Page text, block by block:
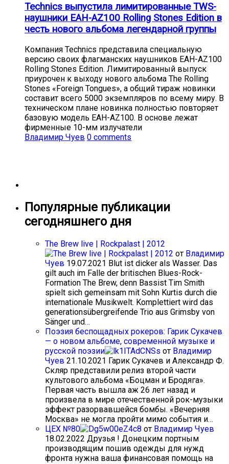
Technics выпустила лимитированные TWS-
наушники EAH-AZ100 Rolling Stones Edition в
честь нового альбома легендарной группы
Компания Technics представила специальную
версию своих флагманских наушников EAH-AZ100
Rolling Stones Edition. Лимитированный выпуск
приурочен к выходу нового альбома The Rolling
Stones «Foreign Tongues», а общий тираж новинки
составит всего 5000 экземпляров по всему миру. В
техническом плане новинка полностью повторяет
базовую модель EAH-AZ100. В основе лежат
фирменные 10-мм излучатели
Владимир Чуев 0 comments
Популярные публикации
сегодняшнего дня
The Brew live | Rockpalast | 2012
от Владимир
Чуев 19.07.2021 Blut ist dicker als Wasser. Das
gilt auch im Falle der britischen Blues-Rock-
Formation The Brew, denn Bassist Tim Smith
spielt sich gemeinsam mit Sohn Kurtis durch die
internationale Musikwelt. Komplettiert wird das
generationsübergreifende Trio aus Grimsby von
Sänger und…
Поэзия беспощадных рокеров: Гарик Сукачев
— о новом альбоме, современной музыке и
русской поэзии
от Владимир
Чуев 21.10.2021 Гарик Сукачев и Александр Ф.
Скляр представили релиз второй части
культового альбома «Боцман и Бродяга».
Первая часть вышла аж 26 лет назад и
произвела в мире отечественной рок-музыки
эффект разорвавшейся бомбы. «Вечерняя
Москва» не могла пройти мимо события и…
ЦЕХ №80
от Владимир Чуев
18.02.2022 Друзья ! Донецким портным
производящим пошив одежды для нужд
фронта нужна ваша финансовая помощь на